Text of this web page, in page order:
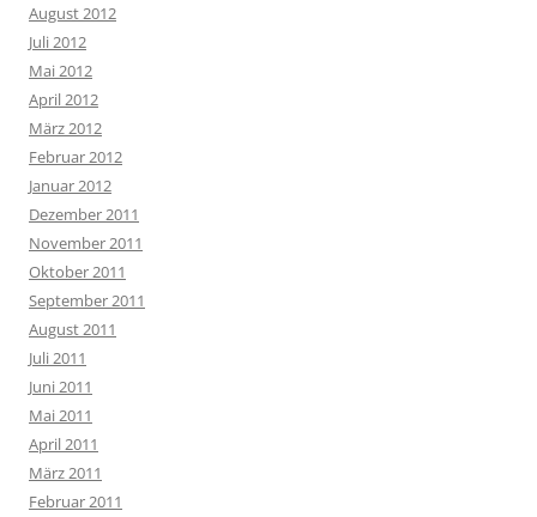
August 2012
Juli 2012
Mai 2012
April 2012
März 2012
Februar 2012
Januar 2012
Dezember 2011
November 2011
Oktober 2011
September 2011
August 2011
Juli 2011
Juni 2011
Mai 2011
April 2011
März 2011
Februar 2011